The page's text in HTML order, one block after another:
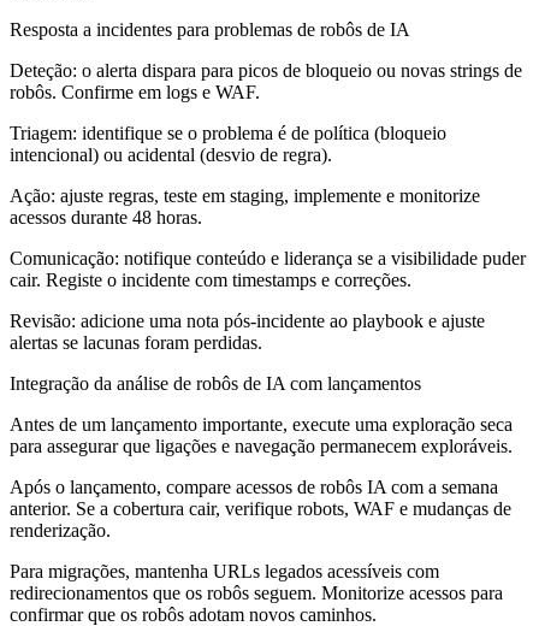
Resposta a incidentes para problemas de robôs de IA
Deteção: o alerta dispara para picos de bloqueio ou novas strings de
robôs. Confirme em logs e WAF.
Triagem: identifique se o problema é de política (bloqueio
intencional) ou acidental (desvio de regra).
Ação: ajuste regras, teste em staging, implemente e monitorize
acessos durante 48 horas.
Comunicação: notifique conteúdo e liderança se a visibilidade puder
cair. Registe o incidente com timestamps e correções.
Revisão: adicione uma nota pós-incidente ao playbook e ajuste
alertas se lacunas foram perdidas.
Integração da análise de robôs de IA com lançamentos
Antes de um lançamento importante, execute uma exploração seca
para assegurar que ligações e navegação permanecem exploráveis.
Após o lançamento, compare acessos de robôs IA com a semana
anterior. Se a cobertura cair, verifique robots, WAF e mudanças de
renderização.
Para migrações, mantenha URLs legados acessíveis com
redirecionamentos que os robôs seguem. Monitorize acessos para
confirmar que os robôs adotam novos caminhos.